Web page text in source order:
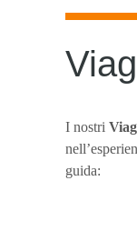
I nostri
guida: